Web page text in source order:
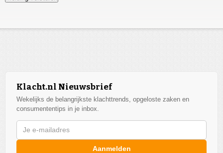
Klacht.nl Nieuwsbrief
Wekelijks de belangrijkste klachttrends, opgeloste zaken en
consumententips in je inbox.
Aanmelden